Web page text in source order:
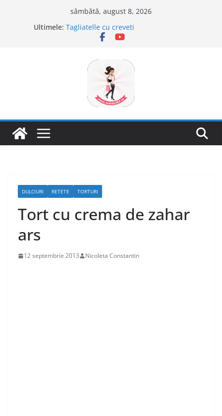
sâmbătă, august 8, 2026
Ultimele: Tagliatelle cu creveti
Clafoutis cu cirese
Scovergi pufoase
DULCIURI RETETE TORTURI
Tort cu crema de zahar
ars
12 septembrie 2013 Nicoleta Constantin